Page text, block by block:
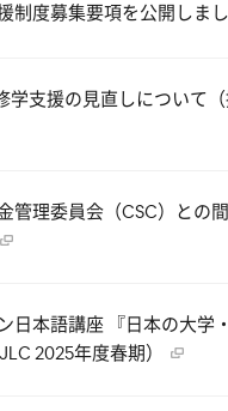
制度募集要項を公開しま
学支援の見直しについて
管理委員会（CSC）との
日本語講座 『日本の大学
2025年度春期）